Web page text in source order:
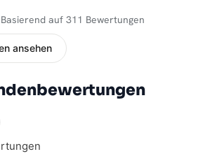
Basierend auf 311 Bewertungen
ansehen